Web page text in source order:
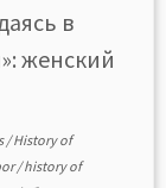
в
женский
/History of
/history of